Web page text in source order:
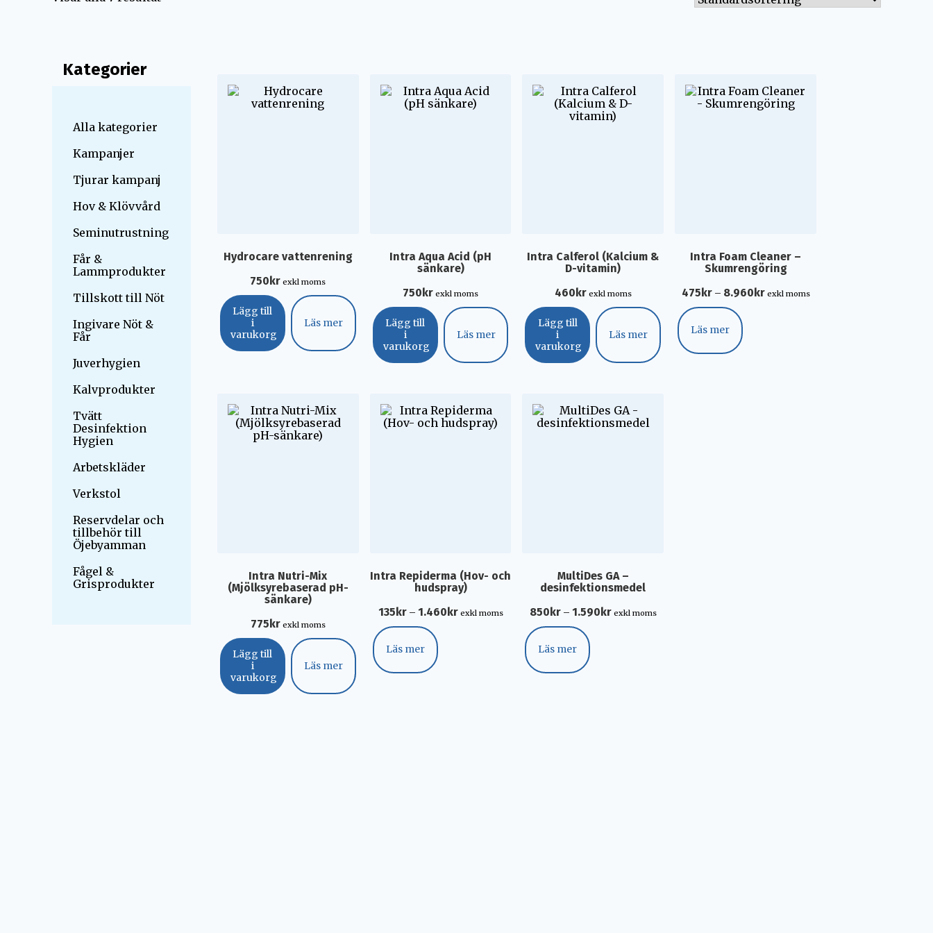
Kategorier
Alla kategorier
Kampanjer
Tjurar kampanj
Hov & Klövvård
Seminutrustning
Får &
Lammprodukter
Tillskott till Nöt
Ingivare Nöt &
Får
Juverhygien
Kalvprodukter
Tvätt
Desinfektion
Hygien
Arbetskläder
Verkstol
Reservdelar och
tillbehör till
Öjebyamman
Fågel &
Grisprodukter
Hydrocare vattenrening
750kr exkl moms
Lägg till
i
varukorg
Läs mer
Intra Aqua Acid (pH
sänkare)
750kr exkl moms
Lägg till
i
varukorg
Läs mer
Intra Calferol (Kalcium &
D-vitamin)
460kr exkl moms
Lägg till
i
varukorg
Läs mer
Intra Foam Cleaner –
Skumrengöring
475kr – 8.960kr exkl moms
Läs mer
Intra Nutri-Mix
(Mjölksyrebaserad pH-
sänkare)
775kr exkl moms
Lägg till
i
varukorg
Läs mer
Intra Repiderma (Hov- och
hudspray)
135kr – 1.460kr exkl moms
Läs mer
MultiDes GA –
desinfektionsmedel
850kr – 1.590kr exkl moms
Läs mer